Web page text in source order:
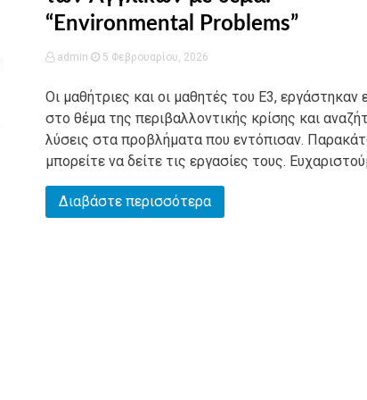
“Environmental Problems”
admin 5 Φεβρουαρίου, 2026
Οι μαθήτριες και οι μαθητές του Ε3, εργάστηκαν
στο θέμα της περιβαλλοντικής κρίσης και
λύσεις στα προβλήματα που εντόπισαν.
μπορείτε να δείτε τις εργασίες τους.
Διαβάστε περισσότερα